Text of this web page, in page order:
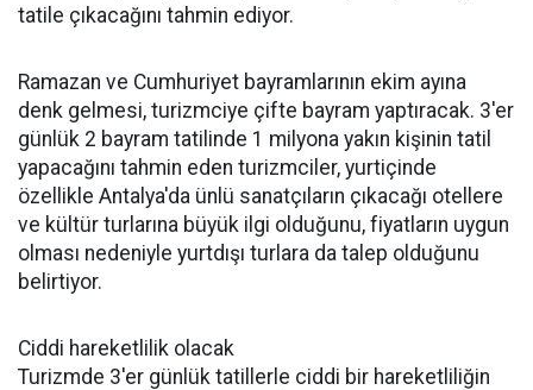
tatile çıkacağını tahmin ediyor.
Ramazan ve Cumhuriyet bayramlarının ekim ayına
denk gelmesi, turizmciye çifte bayram yaptıracak. 3'er
günlük 2 bayram tatilinde 1 milyona yakın kişinin tatil
yapacağını tahmin eden turizmciler, yurtiçinde
özellikle Antalya'da ünlü sanatçıların çıkacağı otellere
ve kültür turlarına büyük ilgi olduğunu, fiyatların uygun
olması nedeniyle yurtdışı turlara da talep olduğunu
belirtiyor.
Ciddi hareketlilik olacak
Turizmde 3'er günlük tatillerle ciddi bir hareketliliğin